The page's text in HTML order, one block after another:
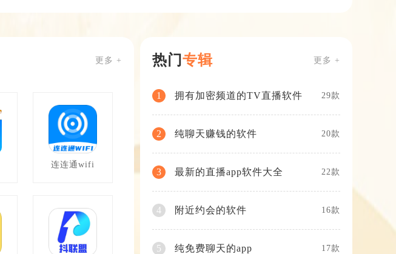
更多 +
连连通wifi
热门专辑 更多 +
1 拥有加密频道的TV直播软件 29款
2 纯聊天赚钱的软件 20款
3 最新的直播app软件大全 22款
4 附近约会的软件 16款
5 纯免费聊天的app 17款